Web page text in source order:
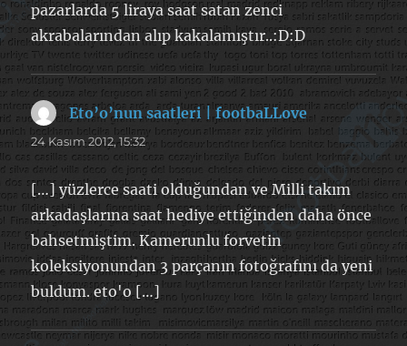
pazarlarda 5 liraya saat satan zenci
akrabalarından alıp kakalamıştır..:D:D
Eto’o’nun saatleri | footbaLLovededi
ki:
24 Kasım 2012, 15:32
[…] yüzlerce saati olduğundan ve Milli takım
arkadaşlarına saat hediye ettiğinden daha önce
bahsetmiştim. Kamerunlu forvetin
koleksiyonundan 3 parçanın fotoğrafını da yeni
buldum. eto'o […]